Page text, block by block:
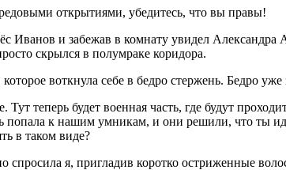
открытиями, убедитесь, что вы правы!
и забежав в комнату увидел Александра
скрылся в полумраке коридора.
воткнула себе в бедро стержень. Бедро
теперь будет военная часть, где будут
попала к нашим умникам, и они решили, что ты
в таком виде?
я, пригладив коротко остриженные